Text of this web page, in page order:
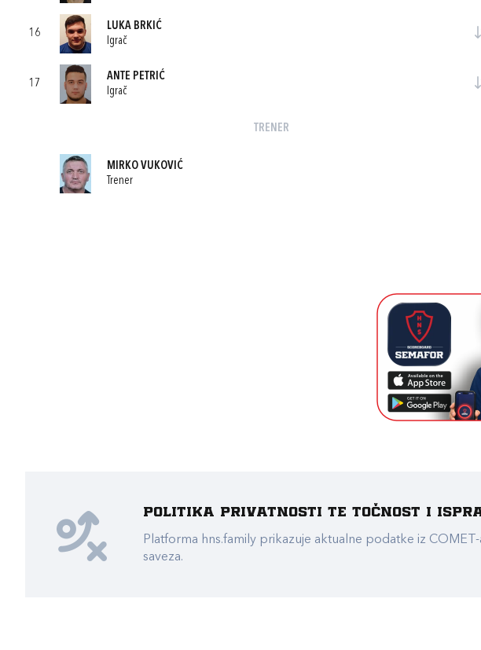
16
LUKA BRKIĆ
Igrač
17
ANTE PETRIĆ
Igrač
TRENER
MIRKO VUKOVIĆ
Trener
Politika privatnosti te točnost i
Platforma hns.family prikazuje aktualne podatke iz
saveza.